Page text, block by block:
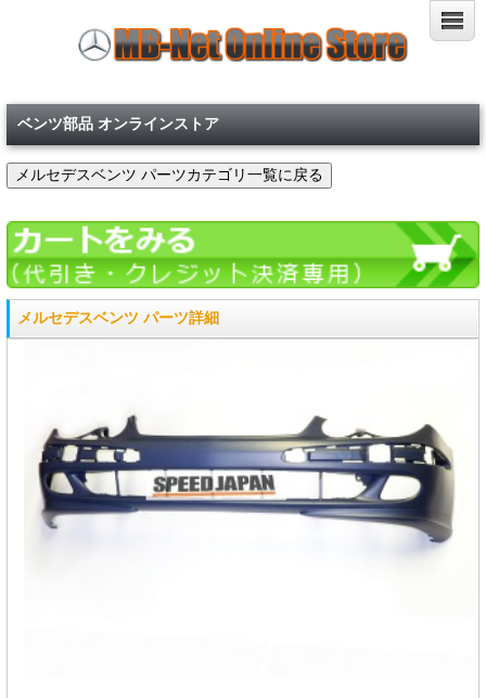
ベンツ部品 オンラインストア
メルセデスベンツ パーツ詳細